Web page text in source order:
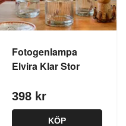
Fotogenlampa
Elvira Klar Stor
398 kr
KÖP